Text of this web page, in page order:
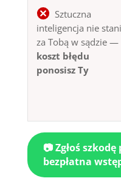
Sztuczna
inteligencja nie
za Tobą w sądzie —
koszt błędu
ponosisz Ty
📷 Zgłoś
bezpłatna